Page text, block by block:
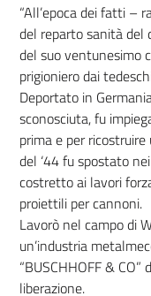
“All’epoca dei fatti –
del reparto sanità del
del suo
prigioniero dai
Deportato in
sconosciuta, fu
prima e per
del ‘44 fu spostato
costretto ai lavori
proiettili per cannoni.
Lavorò nel campo di
un’industria
“BUSCHHOFF &
liberazione.